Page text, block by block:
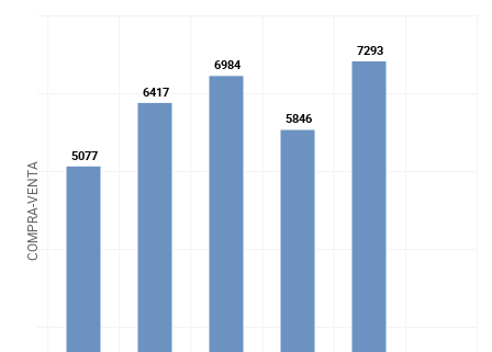
COMPRA-VENTA
5077
5077
6417
6417
6984
6984
5846
5846
7293
7293